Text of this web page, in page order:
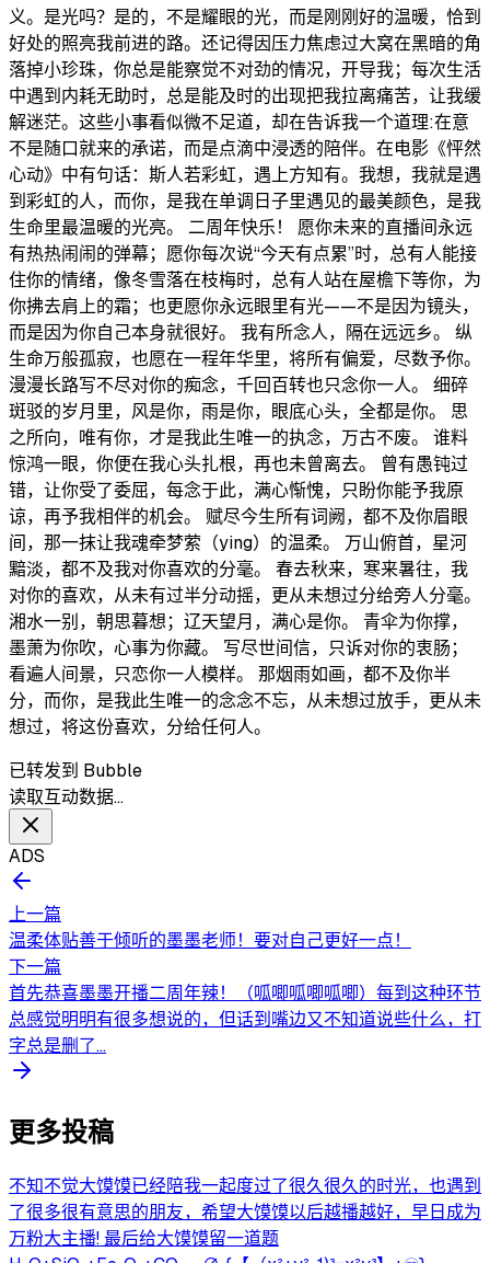
义。是光吗？是的，不是耀眼的光，而是刚刚好的温暖，恰到
好处的照亮我前进的路。还记得因压力焦虑过大窝在黑暗的角
落掉小珍珠，你总是能察觉不对劲的情况，开导我；每次生活
中遇到内耗无助时，总是能及时的出现把我拉离痛苦，让我缓
解迷茫。这些小事看似微不足道，却在告诉我一个道理:在意
不是随口就来的承诺，而是点滴中浸透的陪伴。在电影《怦然
心动》中有句话：斯人若彩虹，遇上方知有。我想，我就是遇
到彩虹的人，而你，是我在单调日子里遇见的最美颜色，是我
生命里最温暖的光亮。 二周年快乐！ 愿你未来的直播间永远
有热热闹闹的弹幕；愿你每次说“今天有点累”时，总有人能接
住你的情绪，像冬雪落在枝梅时，总有人站在屋檐下等你，为
你拂去肩上的霜；也更愿你永远眼里有光——不是因为镜头，
而是因为你自己本身就很好。 我有所念人，隔在远远乡。 纵
生命万般孤寂，也愿在一程年华里，将所有偏爱，尽数予你。
漫漫长路写不尽对你的痴念，千回百转也只念你一人。 细碎
斑驳的岁月里，风是你，雨是你，眼底心头，全都是你。 思
之所向，唯有你，才是我此生唯一的执念，万古不废。 谁料
惊鸿一眼，你便在我心头扎根，再也未曾离去。 曾有愚钝过
错，让你受了委屈，每念于此，满心惭愧，只盼你能予我原
谅，再予我相伴的机会。 赋尽今生所有词阙，都不及你眉眼
间，那一抹让我魂牵梦萦（ying）的温柔。 万山俯首，星河
黯淡，都不及我对你喜欢的分毫。 春去秋来，寒来暑往，我
对你的喜欢，从未有过半分动摇，更从未想过分给旁人分毫。
湘水一别，朝思暮想；辽天望月，满心是你。 青伞为你撑，
墨萧为你吹，心事为你藏。 写尽世间信，只诉对你的衷肠；
看遍人间景，只恋你一人模样。 那烟雨如画，都不及你半
分，而你，是我此生唯一的念念不忘，从未想过放手，更从未
想过，将这份喜欢，分给任何人。
已转发到 Bubble
读取互动数据…
ADS
上一篇
温柔体贴善于倾听的墨墨老师！要对自己更好一点！
下一篇
首先恭喜墨墨开播二周年辣！（呱唧呱唧呱唧）每到这种环节
总感觉明明有很多想说的，但话到嘴边又不知道说些什么，打
字总是删了...
更多投稿
不知不觉大馍馍已经陪我一起度过了很久很久的时光，也遇到
了很多很有意思的朋友，希望大馍馍以后越播越好，早日成为
万粉大主播! 最后给大馍馍留一道题